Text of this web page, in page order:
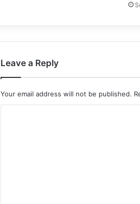
Leave a Reply
Your email address will not be published.